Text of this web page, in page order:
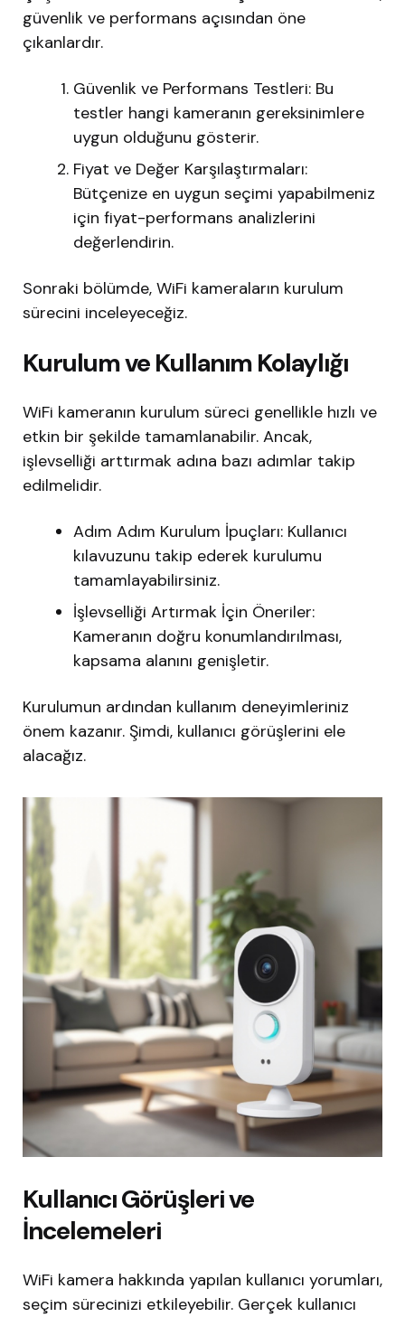
güvenlik ve performans açısından öne
çıkanlardır.
Güvenlik ve Performans Testleri: Bu
testler hangi kameranın gereksinimlere
uygun olduğunu gösterir.
Fiyat ve Değer Karşılaştırmaları:
Bütçenize en uygun seçimi yapabilmeniz
için fiyat-performans analizlerini
değerlendirin.
Sonraki bölümde, WiFi kameraların kurulum
sürecini inceleyeceğiz.
Kurulum ve Kullanım Kolaylığı
WiFi kameranın kurulum süreci genellikle hızlı ve
etkin bir şekilde tamamlanabilir. Ancak,
işlevselliği arttırmak adına bazı adımlar takip
edilmelidir.
Adım Adım Kurulum İpuçları: Kullanıcı
kılavuzunu takip ederek kurulumu
tamamlayabilirsiniz.
İşlevselliği Artırmak İçin Öneriler:
Kameranın doğru konumlandırılması,
kapsama alanını genişletir.
Kurulumun ardından kullanım deneyimleriniz
önem kazanır. Şimdi, kullanıcı görüşlerini ele
alacağız.
Kullanıcı Görüşleri ve
İncelemeleri
WiFi kamera hakkında yapılan kullanıcı yorumları,
seçim sürecinizi etkileyebilir. Gerçek kullanıcı